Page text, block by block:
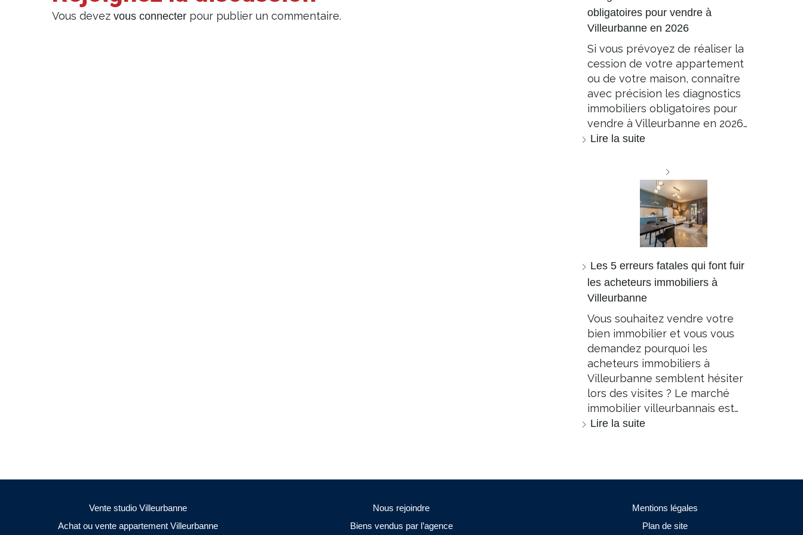
Vous devez vous connecter pour publier un commentaire.
obligatoires pour vendre à
Villeurbanne en 2026
Si vous prévoyez de réaliser la
cession de votre appartement
ou de votre maison, connaître
avec précision les diagnostics
immobiliers obligatoires pour
vendre à Villeurbanne en 2026…
Lire la suite
Les 5 erreurs fatales qui font fuir
les acheteurs immobiliers à
Villeurbanne
Vous souhaitez vendre votre
bien immobilier et vous vous
demandez pourquoi les
acheteurs immobiliers à
Villeurbanne semblent hésiter
lors des visites ? Le marché
immobilier villeurbannais est…
Lire la suite
Vente studio Villeurbanne
Achat ou vente appartement Villeurbanne
Nous rejoindre
Biens vendus par l’agence
Mentions légales
Plan de site